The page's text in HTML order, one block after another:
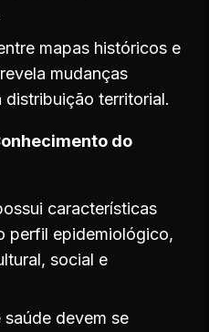
mapas históricos e
mudanças
territorial.
do
características
perfil epidemiológico,
social e
devem se